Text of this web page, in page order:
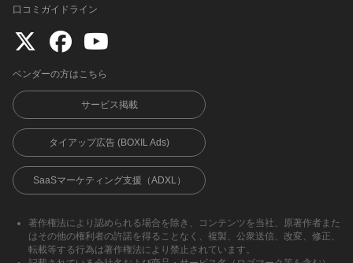
口コミガイドライン
ベンダーの方はこちら
サービス掲載
タイアップ広告 (BOXIL Ads)
SaaSマーケティング支援（ADXL）
著作権法により認められる場合を除き、コンテンツを当社、原著作者また
はその他の権利者の許諾を得ることなく、複製、公衆送信、改変、修正、
転載等する行為は著作権法により禁止されています。